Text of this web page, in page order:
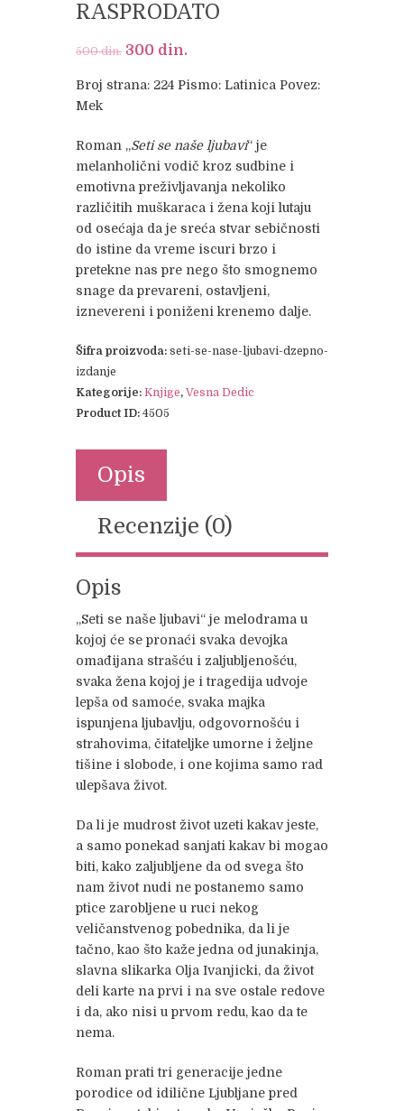
RASPRODATO
500din. Original
was:
300 din.
is:
Broj strana: 224 Pismo: Latinica Povez:
Mek
Roman „Seti se naše ljubavi“ je
melanholični vodič kroz sudbine i
emotivna preživljavanja nekoliko
različitih muškaraca i žena koji lutaju
od osećaja da je sreća stvar sebičnosti
do istine da vreme iscuri brzo i
pretekne nas pre nego što smognemo
snage da prevareni, ostavljeni,
iznevereni i poniženi krenemo dalje.
Šifra proizvoda: seti-se-nase-ljubavi-dzepno-
izdanje
Kategorije: Knjige, Vesna Dedic
Product ID: 4505
Opis
Recenzije (0)
Opis
„Seti se naše ljubavi“ je melodrama u
kojoj će se pronaći svaka devojka
omađijana strašću i zaljubljenošću,
svaka žena kojoj je i tragedija udvoje
lepša od samoće, svaka majka
ispunjena ljubavlju, odgovornošću i
strahovima, čitateljke umorne i željne
tišine i slobode, i one kojima samo rad
ulepšava život.
Da li je mudrost život uzeti kakav jeste,
a samo ponekad sanjati kakav bi mogao
biti, kako zaljubljene da od svega što
nam život nudi ne postanemo samo
ptice zarobljene u ruci nekog
veličanstvenog pobednika, da li je
tačno, kao što kaže jedna od junakinja,
slavna slikarka Olja Ivanjicki, da život
deli karte na prvi i na sve ostale redove
i da, ako nisi u prvom redu, kao da te
nema.
Roman prati tri generacije jedne
porodice od idilične Ljubljane pred